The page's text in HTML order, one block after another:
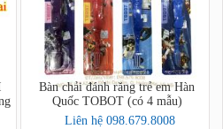
Bàn chải đánh răng trẻ em Hàn
Quốc TOBOT (có 4 mẫu)
Liên hệ 098.679.8008